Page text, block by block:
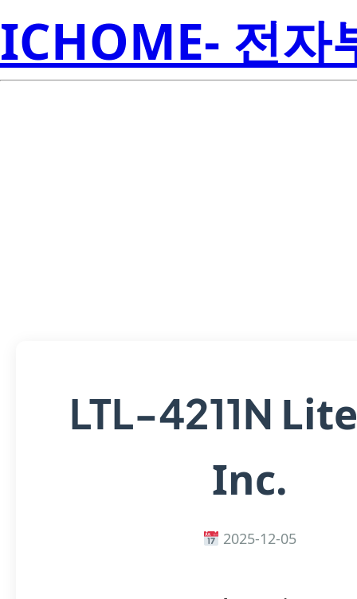
ICHOME- 전자
LTL-4211N
Inc.
2025-12-05